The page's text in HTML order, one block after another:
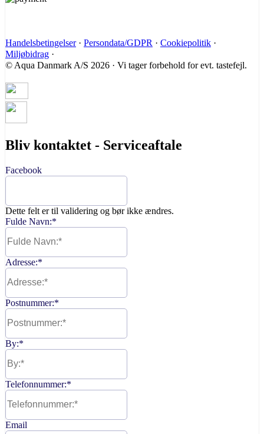
Handelsbetingelser· Persondata/GDPR · Cookiepolitik ·
Miljøbidrag ·
© Aqua Danmark A/S 2026 · Vi tager forbehold for evt. tastefejl.
Bliv kontaktet - Serviceaftale
Facebook
Dette felt er til validering og bør ikke ændres.
Fulde Navn:*
Adresse:*
Postnummer:*
By:*
Telefonnummer:*
Email